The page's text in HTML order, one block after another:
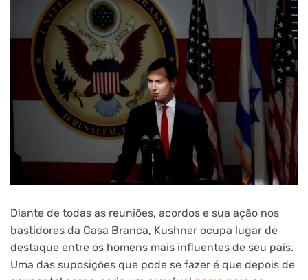
Diante de todas as reuniões, acordos e sua ação nos
bastidores da Casa Branca, Kushner ocupa lugar de
destaque entre os homens mais influentes de seu país.
Uma das suposições que pode se fazer é que depois de